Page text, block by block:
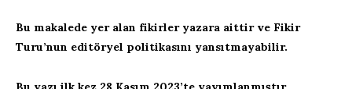
Bu makalede yer alan fikirler yazara aittir ve Fikir
Turu’nun editöryel politikasını yansıtmayabilir.